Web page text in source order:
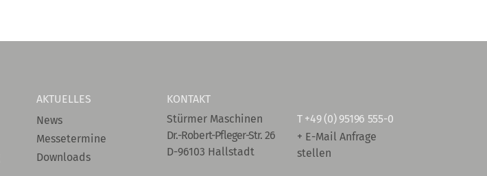
AKTUELLES
News
Messetermine
Downloads
KONTAKT
Stürmer Maschinen
Dr.-Robert-Pfleger-Str. 26
D-96103 Hallstadt
T +49 (0) 95196 555-0
+ E-Mail Anfrage
stellen